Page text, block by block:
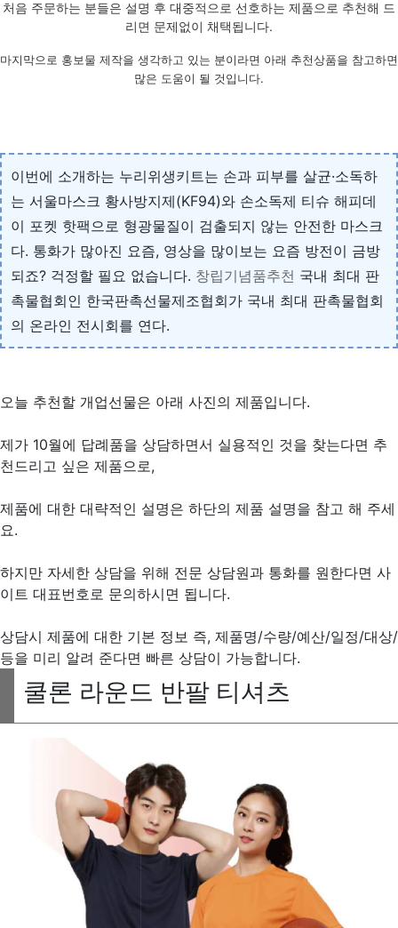
처음 주문하는 분들은 설명 후 대중적으로 선호하는 제품으로 추천해 드
리면 문제없이 채택됩니다.
마지막으로 홍보물 제작을 생각하고 있는 분이라면 아래 추천상품을 참고하면
많은 도움이 될 것입니다.
이번에 소개하는 누리위생키트는 손과 피부를 살균·소독하
는 서울마스크 황사방지제(KF94)와 손소독제 티슈 해피데
이 포켓 핫팩으로 형광물질이 검출되지 않는 안전한 마스크
다. 통화가 많아진 요즘, 영상을 많이보는 요즘 방전이 금방
되죠? 걱정할 필요 없습니다. 창립기념품추천 국내 최대 판
촉물협회인 한국판촉선물제조협회가 국내 최대 판촉물협회
의 온라인 전시회를 연다.
오늘 추천할 개업선물은 아래 사진의 제품입니다.
제가 10월에 답례품을 상담하면서 실용적인 것을 찾는다면 추
천드리고 싶은 제품으로,
제품에 대한 대략적인 설명은 하단의 제품 설명을 참고 해 주세
요.
하지만 자세한 상담을 위해 전문 상담원과 통화를 원한다면 사
이트 대표번호로 문의하시면 됩니다.
상담시 제품에 대한 기본 정보 즉, 제품명/수량/예산/일정/대상/
등을 미리 알려 준다면 빠른 상담이 가능합니다.
쿨론 라운드 반팔 티셔츠